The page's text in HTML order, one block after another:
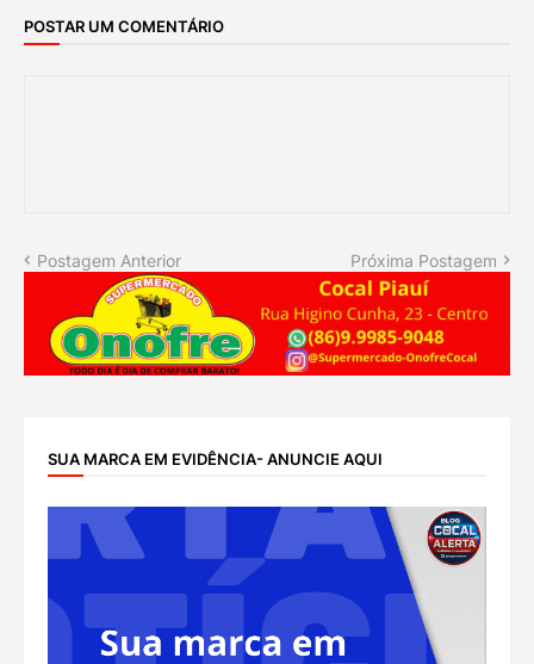
POSTAR UM COMENTÁRIO
Postagem Anterior Próxima Postagem
SUA MARCA EM EVIDÊNCIA- ANUNCIE AQUI